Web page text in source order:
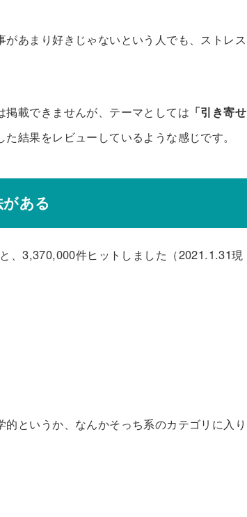
あまり好きじゃないという人でも、ストレス
載できませんが、テーマとしては 「引き寄せ
結果をレビューしているような感じです。
ある
、3,370,000件ヒットしました（2021.1.31現
というか、なんかそっち系のカテゴリに入り